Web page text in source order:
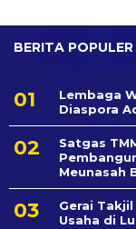
BERITA POPULER
Lembaga
Diaspora
Satgas
Meunasah
Gerai
Usaha di